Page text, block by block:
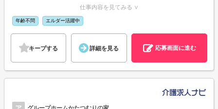
仕事内容を見てみる ∨
年齢不問 エルダー活躍中
キープする 詳細を見る 応募画面に進む